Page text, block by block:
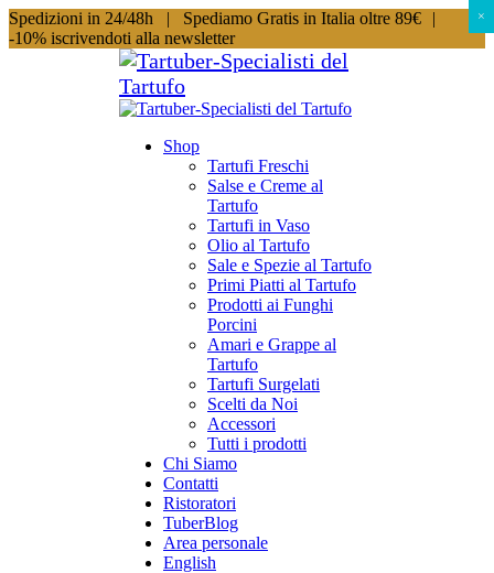
Spedizioni in 24/48h | Spediamo Gratis in Italia oltre 89€
|
-10% iscrivendoti alla newsletter
Shop
Tartufi Freschi
Salse e Creme al
Tartufo
Tartufi in Vaso
Olio al Tartufo
Sale e Spezie al Tartufo
Primi Piatti al Tartufo
Prodotti ai Funghi
Porcini
Amari e Grappe al
Tartufo
Tartufi Surgelati
Scelti da Noi
Accessori
Tutti i prodotti
Chi Siamo
Contatti
Ristoratori
TuberBlog
Area personale
English
×
×